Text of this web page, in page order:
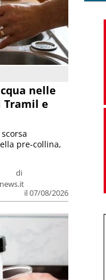
nelle
Tramil e
di
il 07/08/2026
pre-collina,